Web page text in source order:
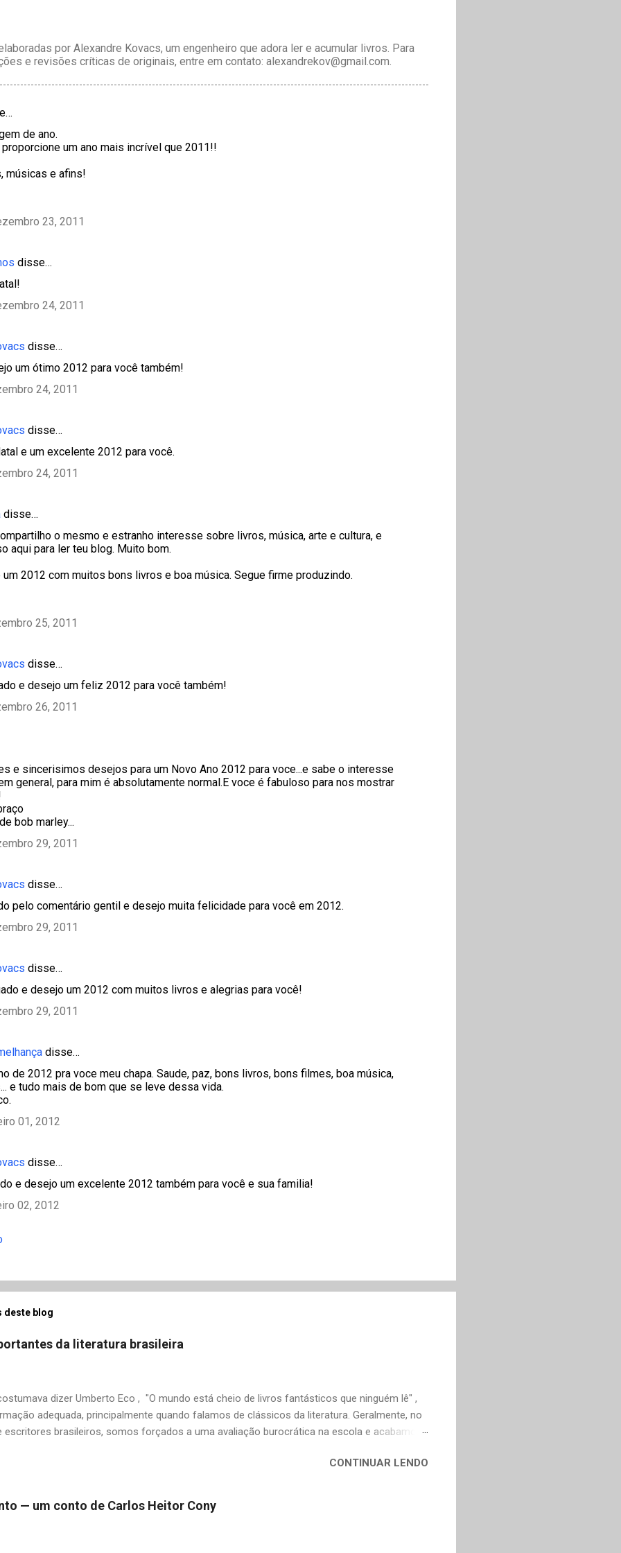
por Alexandre Kovacs, um engenheiro que adora ler e acumular livros. Para
e revisões críticas de originais, entre em contato: alexandrekov@gmail.com.
de ano.
um ano mais incrível que 2011!!
músicas e afins!
23, 2011
disse…
24, 2011
disse…
um ótimo 2012 para você também!
24, 2011
disse…
e um excelente 2012 para você.
24, 2011
disse…
o mesmo e estranho interesse sobre livros, música, arte e cultura, e
aqui para ler teu blog. Muito bom.
um 2012 com muitos bons livros e boa música. Segue firme produzindo.
25, 2011
disse…
e desejo um feliz 2012 para você também!
26, 2011
e sincerisimos desejos para um Novo Ano 2012 para voce...e sabe o interesse
general, para mim é absolutamente normal.E voce é fabuloso para nos mostrar
bob marley...
29, 2011
disse…
pelo comentário gentil e desejo muita felicidade para você em 2012.
29, 2011
disse…
e desejo um 2012 com muitos livros e alegrias para você!
29, 2011
disse…
de 2012 pra voce meu chapa. Saude, paz, bons livros, bons filmes, boa música,
e tudo mais de bom que se leve dessa vida.
01, 2012
disse…
e desejo um excelente 2012 também para você e sua familia!
02, 2012
deste blog
da literatura brasileira
dizer Umberto Eco , "O mundo está cheio de livros fantásticos que ninguém lê" ,
adequada, principalmente quando falamos de clássicos da literatura. Geralmente, no
escritores brasileiros, somos forçados a uma avaliação burocrática na escola e acabamos
É surpreendente como uma segunda visita a essas obras, já em nossa maturidade, pode
nós? A limitação de apenas 20 indicações me forçou a deixar grandes autores de fora,
Álvares de Azevedo, Antônio Calado, Augusto dos Anjos, Autran Dourado, Carlos
de Andrade, Castro Alves, Cecília Meireles, Dias Gomes, Dalton Trevisan, Fernando
CONTINUAR LENDO
— um conto de Carlos Heitor Cony